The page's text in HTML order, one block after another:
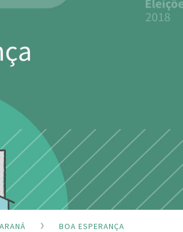
BOA ESPERANÇA